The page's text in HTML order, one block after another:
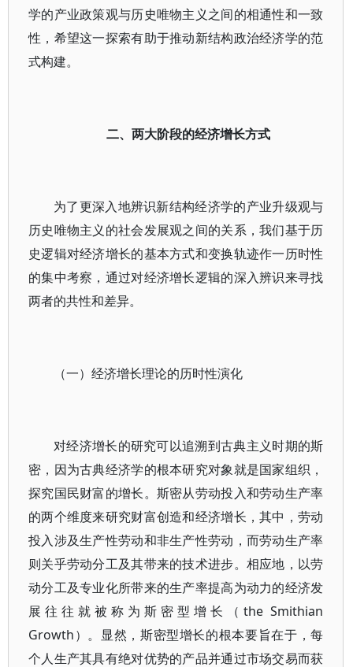
学的产业政策观与历史唯物主义之间的相通性和一致
性，希望这一探索有助于推动新结构政治经济学的范
式构建。
二、两大阶段的经济增长方式
为了更深入地辨识新结构经济学的产业升级观与
历史唯物主义的社会发展观之间的关系，我们基于历
史逻辑对经济增长的基本方式和变换轨迹作一历时性
的集中考察，通过对经济增长逻辑的深入辨识来寻找
两者的共性和差异。
（一）经济增长理论的历时性演化
对经济增长的研究可以追溯到古典主义时期的斯
密，因为古典经济学的根本研究对象就是国家组织，
探究国民财富的增长。斯密从劳动投入和劳动生产率
的两个维度来研究财富创造和经济增长，其中，劳动
投入涉及生产性劳动和非生产性劳动，而劳动生产率
则关乎劳动分工及其带来的技术进步。相应地，以劳
动分工及专业化所带来的生产率提高为动力的经济发
展往往就被称为斯密型增长（the Smithian
Growth）。显然，斯密型增长的根本要旨在于，每
个人生产其具有绝对优势的产品并通过市场交易而获